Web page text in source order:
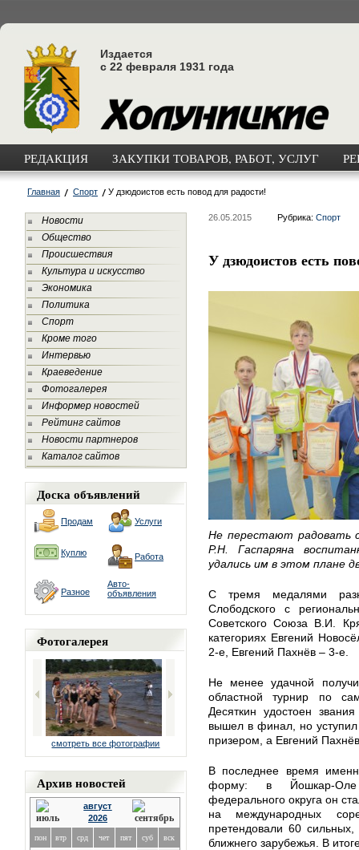
Издается
с 22 февраля 1931 года
РЕДАКЦИЯ ЗАКУПКИ ТОВАРОВ, РАБОТ, УСЛУГ
Главная Спорт У дзюдоистов есть повод для радости!
Новости
Общество
Происшествия
Культура и искусство
Экономика
Политика
Спорт
Кроме того
Интервью
Краеведение
Фотогалерея
Информер новостей
Рейтинг сайтов
Новости партнеров
Каталог сайтов
Доска объявлений
Продам Услуги
Куплю Работа
Разное
Авто-
объявления
Фотогалерея
смотреть все фотографии
Архив новостей
август
2026
пон втр срд чет пят суб вск
26.05.2015 Рубрика: Спорт
У дзюдоистов есть
Не перестают радовать
Р.Н. Гаспаряна
удались им в этом плане
С тремя медалями
Слободского с
Советского Союза В.И.
категориях Евгений
2-е, Евгений Пахнёв – 3-е.
Не менее удачной
областной турнир по
Десяткин удостоен
вышел в финал, но
призером, а Евгений
В последнее время
форму: в Йошкар-Оле
федерального округа он
на международных
претендовали 60
ближнего зарубежья. В